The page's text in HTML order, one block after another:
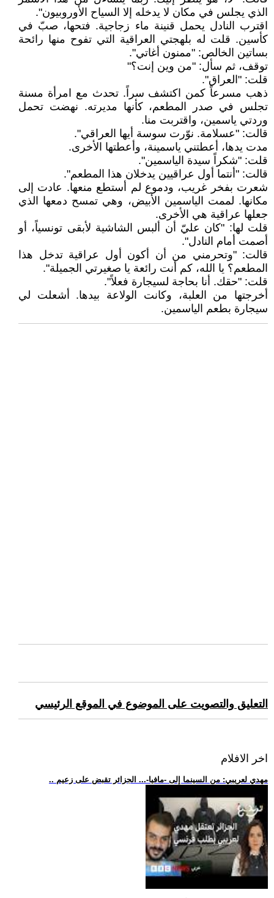
الذي يجلس في مكان لا يدخله إلا السياح الأوروبيون".
اقترب النادل يحمل قنينة ماء زجاجية. فتحها، صبّ في
كأسين. قلت له بلهجتي العراقية التي تفوح منها رائحة
بساتين الخالص: "ممنون أغاتي".
توقف، ثم سأل: "من وين إنت؟"
قلت: "العراق".
ذهب مسرعاً كمن اكتشف سراً. تحدث مع امرأة مسنة
تجلس في صدر المطعم، كأنها مديرته. نهضت تحمل
وردتي ياسمين، واقتربت منا.
قالت: "عسلامة. نوّرت سوسة أيها العراقي".
مدت يدها، أعطتني ياسمينة، وأعطتها الأخرى.
قلت: "شكراً سيدة الياسمين".
قالت: "أنتما أول عراقيين يدخلان هذا المطعم".
شعرت بفخر غريب، ودموع لم أستطع منعها. عادت إلى
مكانها. لممت الياسمين الأبيض، وهي تمسح دمعها الذي
جعلها عراقية هي الأخرى.
قلت لها: "كان عليّ أن ألبس الشاشية لأبقى تونسياً، أو
أصمت أمام النادل".
قالت: "وتحرمني من أن أكون أول عراقية تدخل هذا
المطعم؟ يا الله، كم أنت رائعة يا صغيرتي الجميلة".
قلت: "حقك. أنا بحاجة لسيجارة فعلاً".
أخرجتها من العلبة، وكانت الولاعة بيدها. أشعلت لي
سيجارة بطعم الياسمين.
التعليق والتصويت على الموضوع في الموقع الرئيسي
اخر الافلام
.. مهدي لعريبي: من السينما إلى -مافيا-... الجزائر تقبض على زعيم